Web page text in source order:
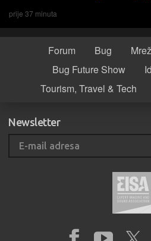
prije 37 minuta
Forum Bug
Bug Future Show
Tourism, Travel & Tech
Newsletter